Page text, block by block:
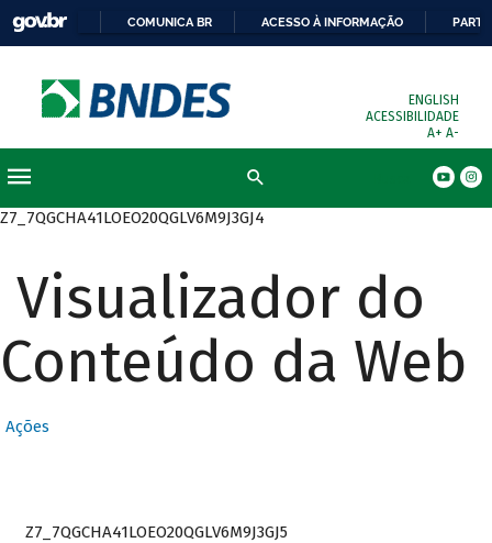
COMUNICA BR ACESSO À INFORMAÇÃO
ENGLISH
ACESSIBILIDADE
A+ A-
Z7_7QGCHA41LOEO20QGLV6M9J3GJ4
Visualizador do
Conteúdo da Web
Ações
Z7_7QGCHA41LOEO20QGLV6M9J3GJ5